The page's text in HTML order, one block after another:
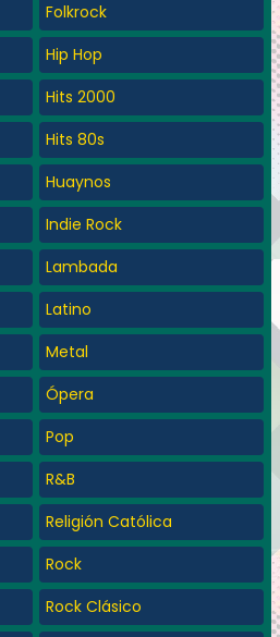
Folkrock
Hip Hop
Hits 2000
Hits 80s
Huaynos
Indie Rock
Lambada
Latino
Metal
Ópera
Pop
R&B
Religión Católica
Rock
Rock Clásico